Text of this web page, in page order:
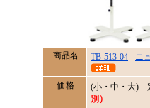
商品名 TB-513-04 ニ
価格 (小・中・大)
別）